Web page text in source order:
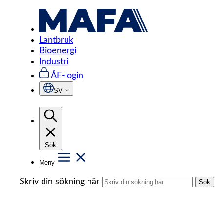
Lantbruk
Bioenergi
Industri
ÅF-login
SV
Sök
Meny
Skriv din sökning här Sök
/Lantbruk / Cyklon / Ljuddämpad Cyklon